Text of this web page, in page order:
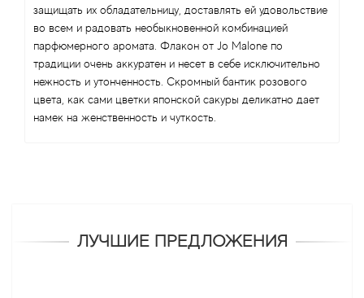
защищать их обладательницу, доставлять ей удовольствие
во всем и радовать необыкновенной комбинацией
парфюмерного аромата. Флакон от Jo Malone по
традиции очень аккуратен и несет в себе исключительно
нежность и утонченность. Скромный бантик розового
цвета, как сами цветки японской сакуры деликатно дает
намек на женственность и чуткость.
ЛУЧШИЕ ПРЕДЛОЖЕНИЯ